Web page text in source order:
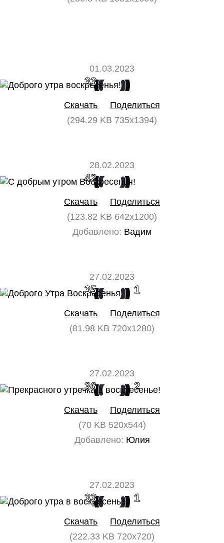
01.03.2023
33
Скачать
Поделиться
(294.29 KB 735x1394)
28.02.2023
42 0
Скачать
Поделиться
(123.82 KB 642x1200)
Добавлено: Вадим
27.02.2023
35 1
Скачать
Поделиться
(81.98 KB 720x1280)
27.02.2023
36 2
Скачать
Поделиться
(70 KB 520x544)
Добавлено: Юлия
27.02.2023
33 1
Скачать
Поделиться
(222.33 KB 720x720)